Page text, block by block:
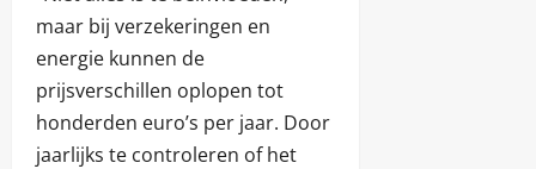
maar bij verzekeringen en
energie kunnen de
prijsverschillen oplopen tot
honderden euro’s per jaar. Door
jaarlijks te controleren of het